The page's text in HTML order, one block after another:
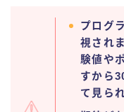
プログ
視され
験値や
すから
て見ら